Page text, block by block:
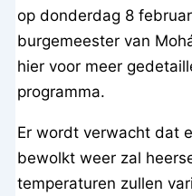
op donderdag 8
burgemeester van
hier voor meer
programma.
Er wordt verwacht dat
bewolkt weer zal
temperaturen zullen